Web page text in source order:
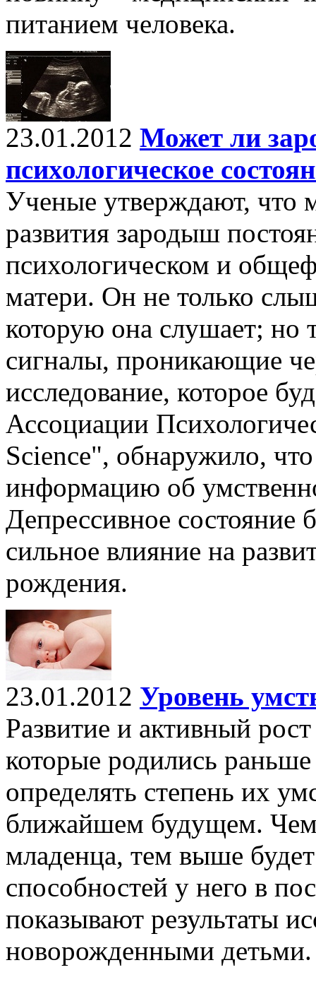
питанием человека.
23.01.2012 Может ли
психологическое
Ученые утверждают, что
развития зародыш
психологическом и
матери. Он не только
которую она слушает; но
сигналы, проникающие
исследование, которое
Ассоциации
Science", обнаружило,
информацию об
Депрессивное состояние
сильное влияние на
рождения.
23.01.2012 Уровень
Развитие и активный
которые родились
определять степень их
ближайшем будущем. Чем
младенца, тем выше
способностей у него в
показывают результаты
новорожденными детьми.